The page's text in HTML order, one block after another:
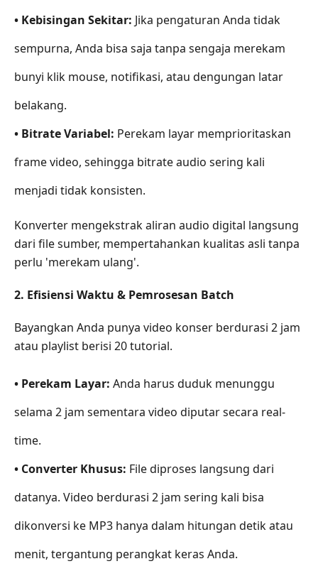
Menguji
Bagian
FAQ
Bagian
6.
Akhir:
Mana
Harus
Anda
Pilih
• Kebisingan Sekitar: Jika pengaturan Anda tidak
sempurna, Anda bisa saja tanpa sengaja merekam
bunyi klik mouse, notifikasi, atau dengungan latar
belakang.
• Bitrate Variabel: Perekam layar memprioritaskan
frame video, sehingga bitrate audio sering kali
menjadi tidak konsisten.
Konverter mengekstrak aliran audio digital langsung
dari file sumber, mempertahankan kualitas asli tanpa
perlu 'merekam ulang'.
2. Efisiensi Waktu & Pemrosesan Batch
Bayangkan Anda punya video konser berdurasi 2 jam
atau playlist berisi 20 tutorial.
• Perekam Layar: Anda harus duduk menunggu
selama 2 jam sementara video diputar secara real-
time.
• Converter Khusus: File diproses langsung dari
datanya. Video berdurasi 2 jam sering kali bisa
dikonversi ke MP3 hanya dalam hitungan detik atau
menit, tergantung perangkat keras Anda.